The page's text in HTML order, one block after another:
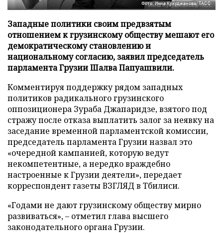
Фото: Инна Кукуджанова/ТАСС
Западные политики своим предвзятым
отношением к грузинскому обществу мешают его
демократическому становлению и
национальному согласию, заявил председатель
парламента Грузии Шалва Папуашвили.
Комментируя поддержку рядом западных
политиков радикального грузинского
оппозиционера Зураба Джапаридзе, взятого под
стражу после отказа выплатить залог за неявку на
заседание временной парламентской комиссии,
председатель парламента Грузии назвал это
«очередной кампанией, которую ведут
некомпетентные, а нередко враждебно
настроенные к Грузии деятели», передает
корреспондент газеты ВЗГЛЯД в Тбилиси.
«Годами не дают грузинскому обществу мирно
развиваться», – отметил глава высшего
законодательного органа Грузии.